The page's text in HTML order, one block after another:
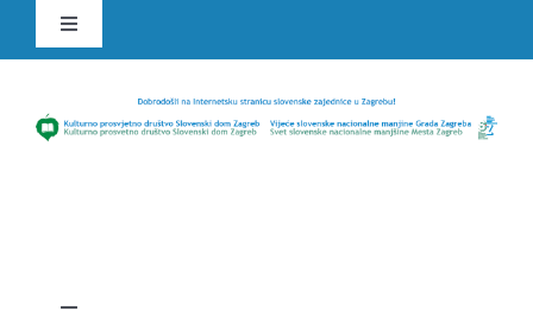
content
Toggle
Navigation